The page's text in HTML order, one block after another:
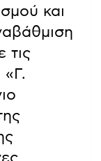
και
τις
«Γ.